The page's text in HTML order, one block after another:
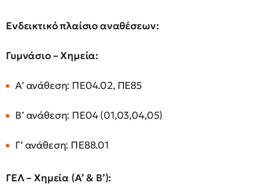
Ενδεικτικό πλαίσιο αναθέσεων:
Γυμνάσιο – Χημεία:
Α’ ανάθεση: ΠΕ04.02, ΠΕ85
Β’ ανάθεση: ΠΕ04 (01,03,04,05)
Γ’ ανάθεση: ΠΕ88.01
ΓΕΛ – Χημεία (Α’ & Β’):